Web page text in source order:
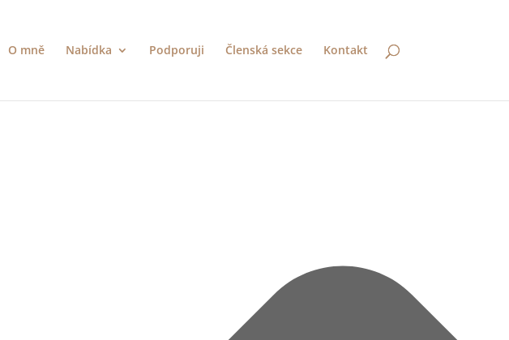
O mně Nabídka Podporuji Členská sekce Kontakt